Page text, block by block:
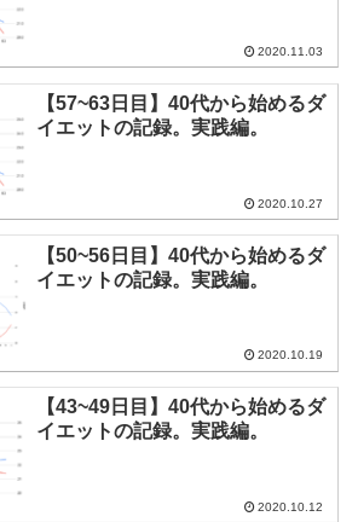
2020.11.03
【57~63日目】40代から始めるダ
イエットの記録。実践編。
2020.10.27
【50~56日目】40代から始めるダ
イエットの記録。実践編。
2020.10.19
【43~49日目】40代から始めるダ
イエットの記録。実践編。
2020.10.12